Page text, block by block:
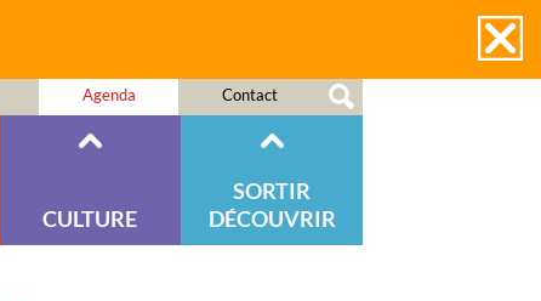
Agenda Contact
CULTURE
SORTIR
DÉCOUVRIR